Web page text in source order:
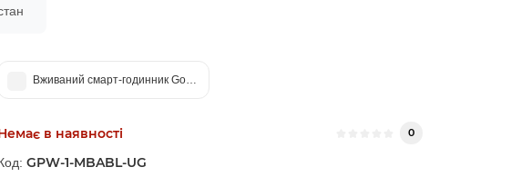
Вживаний смарт-годинник Google Pixel Watch 2 WiFi Champagne Gold Aluminum Case /
в наявності 0
GPW-1-MBABL-UG